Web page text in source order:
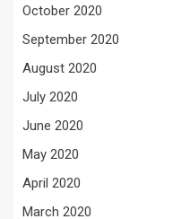
October 2020
September 2020
August 2020
July 2020
June 2020
May 2020
April 2020
March 2020